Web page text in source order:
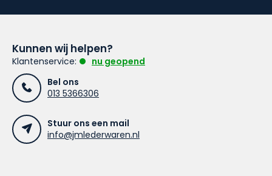
Kunnen wij helpen?
Klantenservice:
nu geopend
Bel ons
013 5366306
Stuur ons een mail
info@jmlederwaren.nl